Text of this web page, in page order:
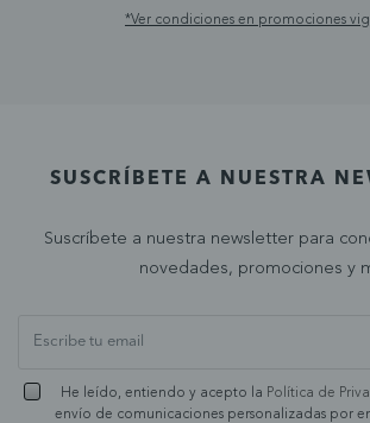
*Ver condiciones en promociones
SUSCRÍBETE A NUESTRA
Suscríbete a nuestra newsletter para
novedades, promociones y
He leído, entiendo y acepto la Política de
envío de comunicaciones personalizadas por